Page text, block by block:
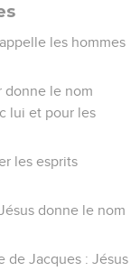
les hommes
donne le nom
lui et pour les
les esprits
donne le nom
de Jacques : Jésus